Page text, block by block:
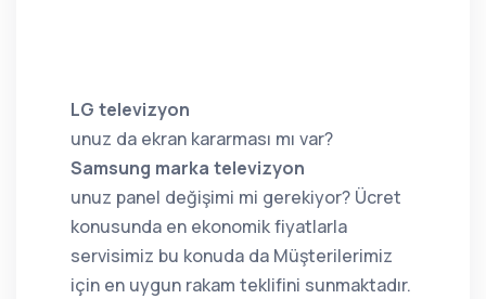
LG televizyon
unuz da ekran kararması mı var?
Samsung marka televizyon
unuz panel değişimi mi gerekiyor? Ücret
konusunda en ekonomik fiyatlarla
servisimiz bu konuda da Müşterilerimiz
için en uygun rakam teklifini sunmaktadır.